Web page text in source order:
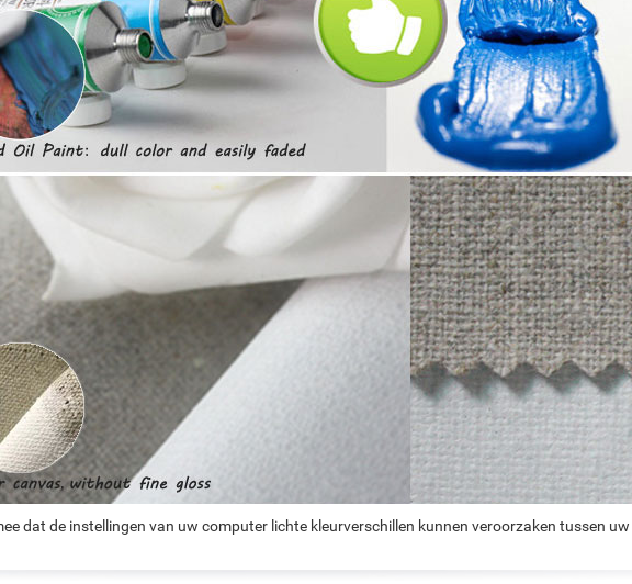
dat de instellingen van uw computer lichte kleurverschillen kunnen veroorzaken tussen